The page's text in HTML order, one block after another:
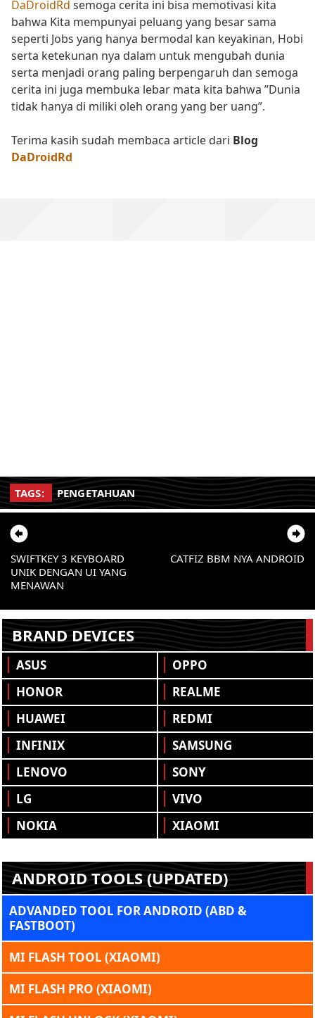
DaDroidRd semoga cerita ini bisa memotivasi kita
bahwa Kita mempunyai peluang yang besar sama
seperti Jobs yang hanya bermodal kan keyakinan, Hobi
serta ketekunan nya dalam untuk mengubah dunia
serta menjadi orang paling berpengaruh dan semoga
cerita ini juga membuka lebar mata kita bahwa ”Dunia
tidak hanya di miliki oleh orang yang ber uang”.
Terima kasih sudah membaca article dari Blog
DaDroidRd
TAGS: PENGETAHUAN
CATFIZ BBM NYA ANDROID
SWIFTKEY 3 KEYBOARD
UNIK DENGAN UI YANG
MENAWAN
BRAND DEVICES
ASUS
HONOR
HUAWEI
INFINIX
LENOVO
LG
NOKIA
OPPO
REALME
REDMI
SAMSUNG
SONY
VIVO
XIAOMI
ANDROID TOOLS (UPDATED)
ADVANDED TOOL FOR ANDROID (ABD &
FASTBOOT)
MI FLASH TOOL (XIAOMI)
MI FLASH PRO (XIAOMI)